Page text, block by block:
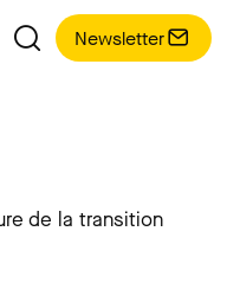
Newsletter
de la transition